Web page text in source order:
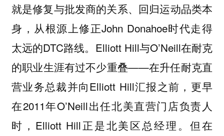
就是修复与批发商的关系、回归运动品类本
身，从根源上修正John Donahoe时代走得
太远的DTC路线。Elliott Hill与O’Neill在耐克
的职业生涯有过不少重叠——在升任耐克直
营业务总裁并向Elliott Hill汇报之前，更早
在2011年O’Neill出任北美直营门店负责人
时，Elliott Hill正是北美区总经理。但在